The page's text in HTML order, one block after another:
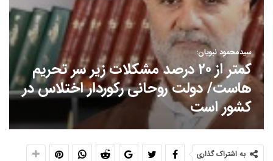
سیدمحمود نبویان:
کمتر از ۲۰ درصد مشکلات زیر سر تحریم
هاست/ دولت روحانی رکوردار اختلاس در
کشور است
به اشتراک گذاری